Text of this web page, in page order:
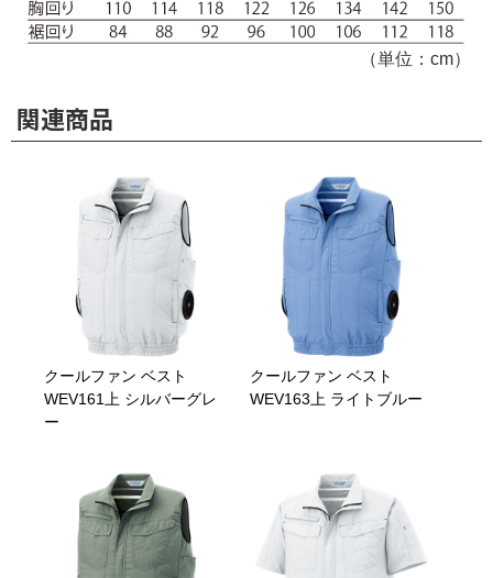
（単位：cm）
関連商品
クールファン ベスト
WEV161上 シルバーグレ
ー
クールファン ベスト
WEV163上 ライトブルー